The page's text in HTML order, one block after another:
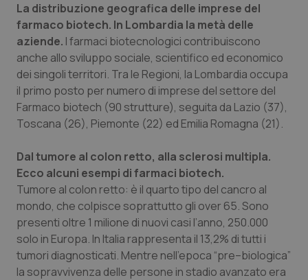
Quotidiano Oncologia
Quotidiano Pediatria
Rene & patologie urogenitali
Salute orale & impianti
Sangue & coagulazione
Tiroide
Tumore al seno
Tumore ovarico
La distribuzione geografica delle imprese del
farmaco biotech. In Lombardia la metà delle
aziende. I farmaci biotecnologici contribuiscono
anche allo sviluppo sociale, scientifico ed economico
dei singoli territori. Tra le Regioni, la Lombardia occupa
il primo posto per numero di imprese del settore del
Farmaco biotech (90 strutture), seguita da Lazio (37),
Toscana (26), Piemonte (22) ed Emilia Romagna (21).
Dal tumore al colon retto, alla sclerosi multipla.
Ecco alcuni esempi di farmaci biotech.
Tumore al colon retto: è il quarto tipo del cancro al
mondo, che colpisce soprattutto gli over 65. Sono
presenti oltre 1 milione di nuovi casi l’anno, 250.000
solo in Europa. In Italia rappresenta il 13,2% di tutti i
tumori diagnosticati. Mentre nell’epoca “pre–biologica”
la sopravvivenza delle persone in stadio avanzato era